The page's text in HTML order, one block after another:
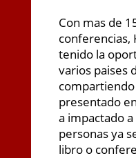
Con mas de
conferencias,
tenido la
varios paises
presentado
a impactado
personas ya
libro o